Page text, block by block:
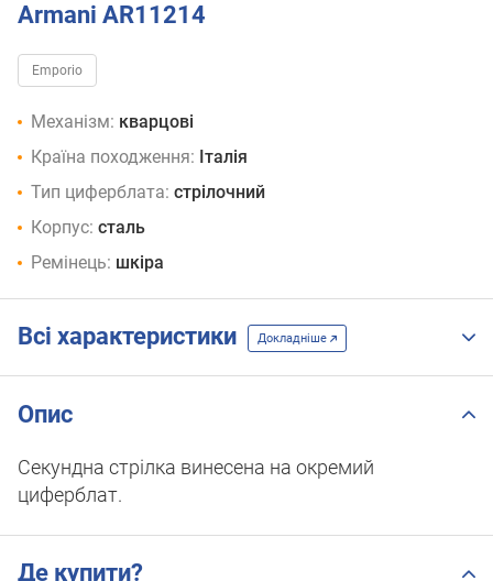
Armani AR11214
Emporio
Механізм: кварцові
Країна походження: Італія
Тип циферблата: стрілочний
Корпус: сталь
Ремінець: шкіра
Всі характеристики Докладніше
Опис
Секундна стрілка винесена на окремий
циферблат.
Де купити?